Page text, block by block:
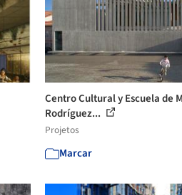
Centro Cultural y Escuela de
Rodríguez...
Projetos
Marcar